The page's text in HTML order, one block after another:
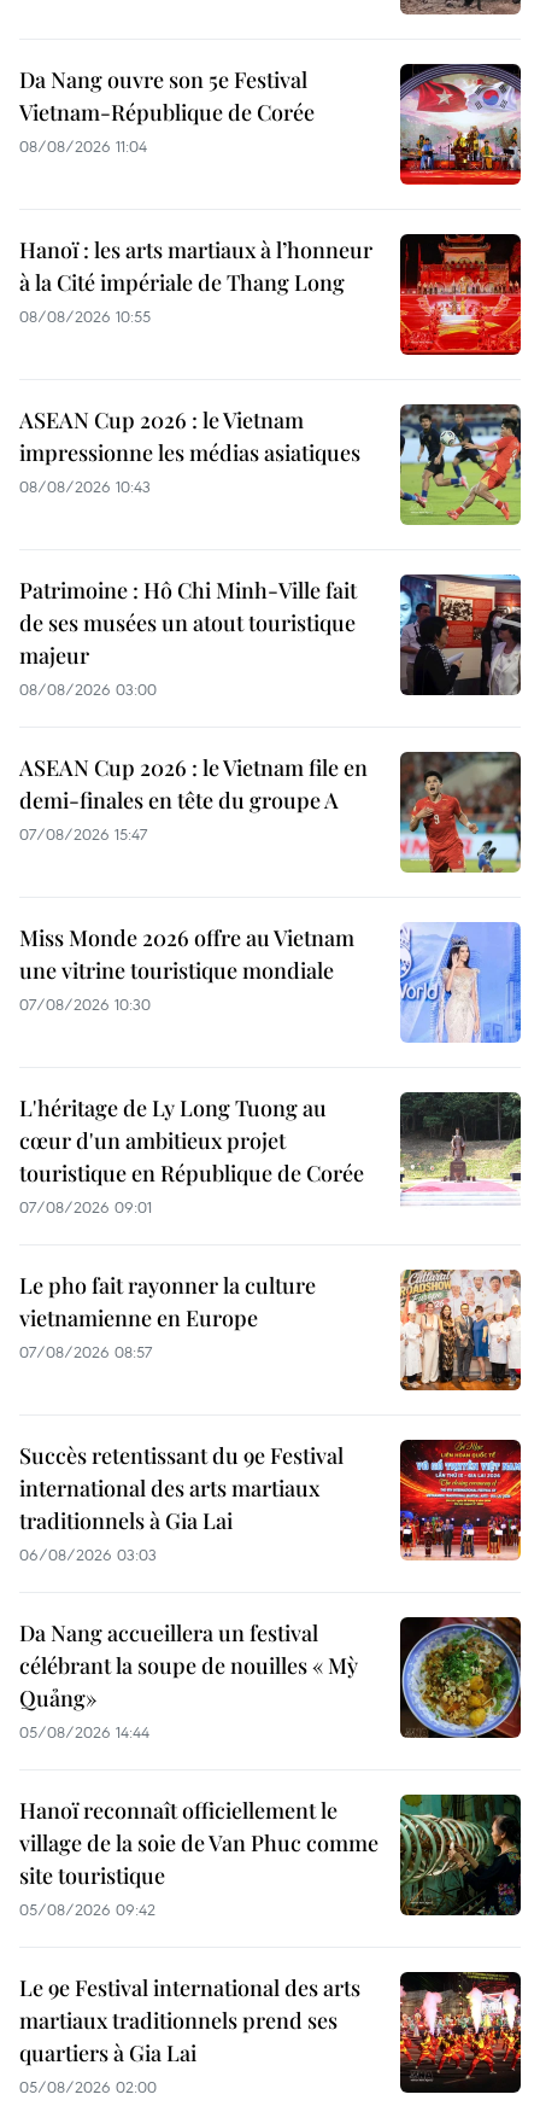
Da Nang ouvre son 5e Festival
Vietnam-République de Corée
08/08/2026 11:04
Hanoï : les arts martiaux à l’honneur
à la Cité impériale de Thang Long
08/08/2026 10:55
ASEAN Cup 2026 : le Vietnam
impressionne les médias asiatiques
08/08/2026 10:43
Patrimoine : Hô Chi Minh-Ville fait
de ses musées un atout touristique
majeur
08/08/2026 03:00
ASEAN Cup 2026 : le Vietnam file en
demi-finales en tête du groupe A
07/08/2026 15:47
Miss Monde 2026 offre au Vietnam
une vitrine touristique mondiale
07/08/2026 10:30
L'héritage de Ly Long Tuong au
cœur d'un ambitieux projet
touristique en République de Corée
07/08/2026 09:01
Le pho fait rayonner la culture
vietnamienne en Europe
07/08/2026 08:57
Succès retentissant du 9e Festival
international des arts martiaux
traditionnels à Gia Lai
06/08/2026 03:03
Da Nang accueillera un festival
célébrant la soupe de nouilles « Mỳ
Quảng»
05/08/2026 14:44
Hanoï reconnaît officiellement le
village de la soie de Van Phuc comme
site touristique
05/08/2026 09:42
Le 9e Festival international des arts
martiaux traditionnels prend ses
quartiers à Gia Lai
05/08/2026 02:00